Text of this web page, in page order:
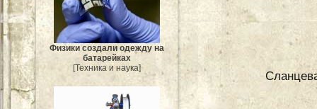
Физики создали одежду на
батарейках
[Техника и наука]